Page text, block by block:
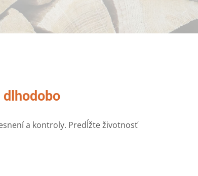
a kontroly. Predĺžte životnosť